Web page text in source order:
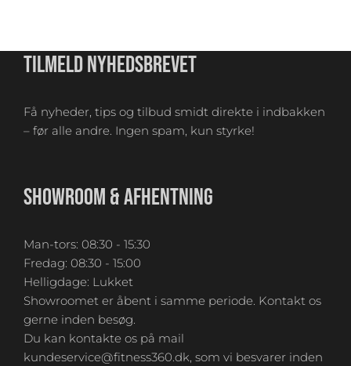
TILMELD NYHEDSBREVET
Få nyheder, tips og tilbud smidt direkte i indbakken
– før alle andre. Ingen spam, kun styrke!
SHOWROOM & AFHENTNING
Man-tors: 08:30 - 15:30
Fredag: 08:30 - 15:00
Helligdage: Lukket
Showroomet er åbent i samme periode. Kontakt os
gerne inden besøg.
Du kan kontakte os på mail
kundeservice@fitness360.dk, som vi besvarer inden